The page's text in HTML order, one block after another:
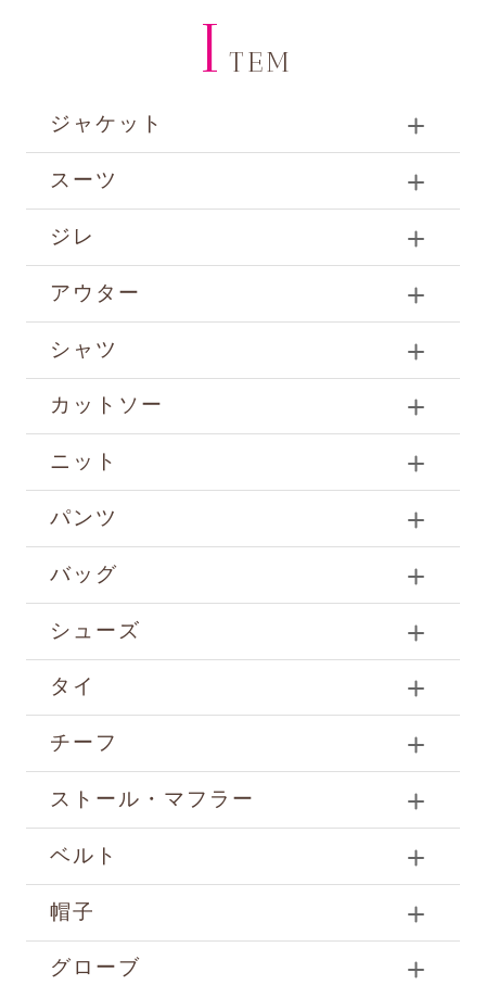
I TEM
ジャケット
スーツ
ジレ
アウター
シャツ
カットソー
ニット
パンツ
バッグ
シューズ
タイ
チーフ
ストール・マフラー
ベルト
帽子
グローブ